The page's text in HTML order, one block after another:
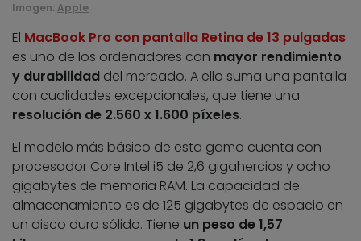
Imagen: Apple
El MacBook Pro con pantalla Retina de 13 pulgadas
es uno de los ordenadores con mayor rendimiento
y durabilidad del mercado. A ello suma una pantalla
con cualidades excepcionales, que tiene una
resolución de 2.560 x 1.600 píxeles.
El modelo más básico de esta gama cuenta con
procesador Core Intel i5 de 2,6 gigahercios y ocho
gigabytes de memoria RAM. La capacidad de
almacenamiento es de 125 gigabytes de espacio en
un disco duro sólido. Tiene un peso de 1,57